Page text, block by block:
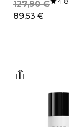
89,53 €
127,90 €